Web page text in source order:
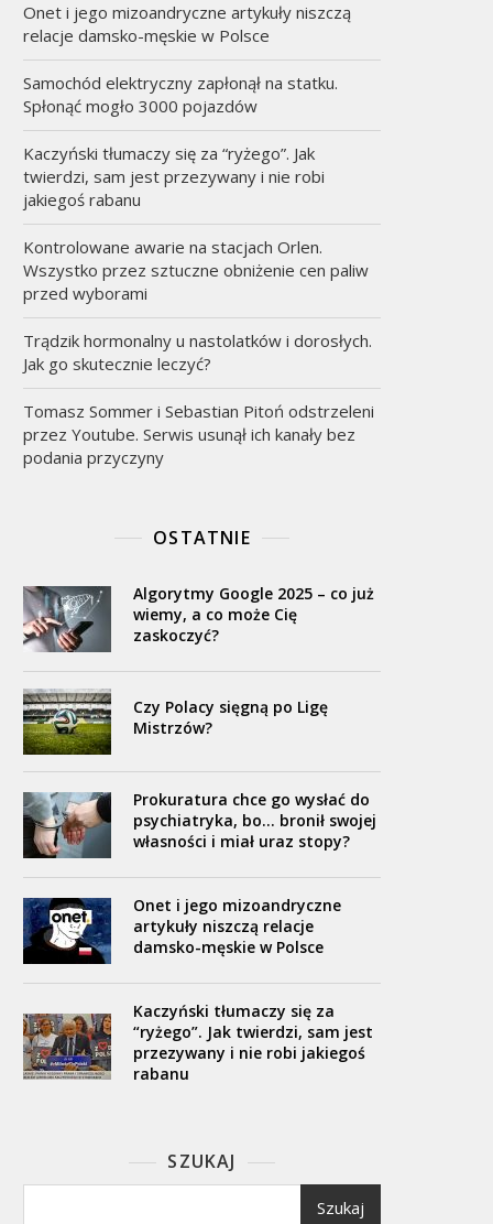
Onet i jego mizoandryczne artykuły niszczą
relacje damsko-męskie w Polsce
Samochód elektryczny zapłonął na statku.
Spłonąć mogło 3000 pojazdów
Kaczyński tłumaczy się za “ryżego”. Jak
twierdzi, sam jest przezywany i nie robi
jakiegoś rabanu
Kontrolowane awarie na stacjach Orlen.
Wszystko przez sztuczne obniżenie cen paliw
przed wyborami
Trądzik hormonalny u nastolatków i dorosłych.
Jak go skutecznie leczyć?
Tomasz Sommer i Sebastian Pitoń odstrzeleni
przez Youtube. Serwis usunął ich kanały bez
podania przyczyny
OSTATNIE
Algorytmy Google 2025 – co już
wiemy, a co może Cię
zaskoczyć?
Czy Polacy sięgną po Ligę
Mistrzów?
Prokuratura chce go wysłać do
psychiatryka, bo… bronił swojej
własności i miał uraz stopy?
Onet i jego mizoandryczne
artykuły niszczą relacje
damsko-męskie w Polsce
Kaczyński tłumaczy się za
“ryżego”. Jak twierdzi, sam jest
przezywany i nie robi jakiegoś
rabanu
SZUKAJ
Szukaj